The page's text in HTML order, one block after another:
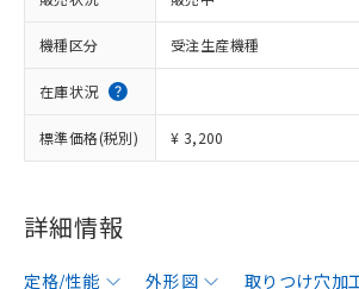
機種区分 受注生産機種
在庫状況
標準価格(税別) ¥ 3,200
詳細情報
定格/性能 外形図 取りつけ穴加